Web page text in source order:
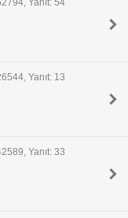
Yanıt: 54
Yanıt: 13
Yanıt: 33